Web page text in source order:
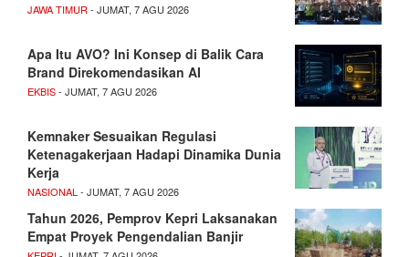
JAWA TIMUR - JUMAT, 7 AGU 2026
Apa Itu AVO? Ini Konsep di Balik Cara
Brand Direkomendasikan AI
EKBIS- JUMAT, 7 AGU 2026
Kemnaker Sesuaikan Regulasi
Ketenagakerjaan Hadapi Dinamika Dunia
Kerja
NASIONAL - JUMAT, 7 AGU 2026
Tahun 2026, Pemprov Kepri Laksanakan
Empat Proyek Pengendalian Banjir